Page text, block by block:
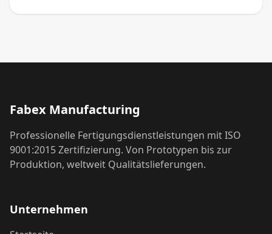
Fabex Manufacturing
Professionelle Fertigungsdienstleistungen mit ISO
9001:2015 Zertifizierung. Von Prototypen bis zur
Produktion, weltweit Qualitätslieferungen.
Unternehmen